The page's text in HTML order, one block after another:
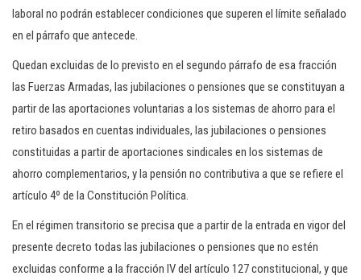
laboral no podrán establecer condiciones que superen el límite señalado
en el párrafo que antecede.
Quedan excluidas de lo previsto en el segundo párrafo de esa fracción
las Fuerzas Armadas, las jubilaciones o pensiones que se constituyan a
partir de las aportaciones voluntarias a los sistemas de ahorro para el
retiro basados en cuentas individuales, las jubilaciones o pensiones
constituidas a partir de aportaciones sindicales en los sistemas de
ahorro complementarios, y la pensión no contributiva a que se refiere el
artículo 4º de la Constitución Política.
En el régimen transitorio se precisa que a partir de la entrada en vigor del
presente decreto todas las jubilaciones o pensiones que no estén
excluidas conforme a la fracción IV del artículo 127 constitucional, y que